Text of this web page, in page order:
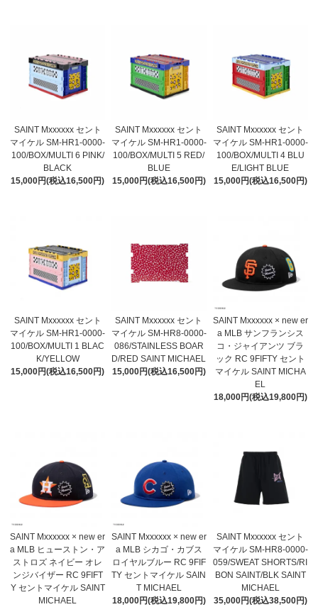
SAINT Mxxxxxx セント
マイケル SM-HR1-0000-
100/BOX/MULTI 6 PINK/
BLACK
15,000円(税込16,500円)
SAINT Mxxxxxx セント
マイケル SM-HR1-0000-
100/BOX/MULTI 5 RED/
BLUE
15,000円(税込16,500円)
SAINT Mxxxxxx セント
マイケル SM-HR1-0000-
100/BOX/MULTI 4 BLU
E/LIGHT BLUE
15,000円(税込16,500円)
SAINT Mxxxxxx セント
マイケル SM-HR1-0000-
100/BOX/MULTI 1 BLAC
K/YELLOW
15,000円(税込16,500円)
SAINT Mxxxxxx セント
マイケル SM-HR8-0000-
086/STAINLESS BOAR
D/RED SAINT MICHAEL
15,000円(税込16,500円)
SAINT Mxxxxxx × new er
a MLB サンフランシス
コ・ジャイアンツ ブラ
ック RC 9FIFTY セント
マイケル SAINT MICHA
EL
18,000円(税込19,800円)
SAINT Mxxxxxx × new er
a MLB ヒューストン・ア
ストロズ ネイビー オレ
ンジバイザー RC 9FIFT
Y セントマイケル SAINT
MICHAEL
SAINT Mxxxxxx × new er
a MLB シカゴ・カブス
ロイヤルブルー RC 9FIF
TY セントマイケル SAIN
T MICHAEL
18,000円(税込19,800円)
SAINT Mxxxxxx セント
マイケル SM-HR8-0000-
059/SWEAT SHORTS/RI
BON SAINT/BLK SAINT
MICHAEL
35,000円(税込38,500円)